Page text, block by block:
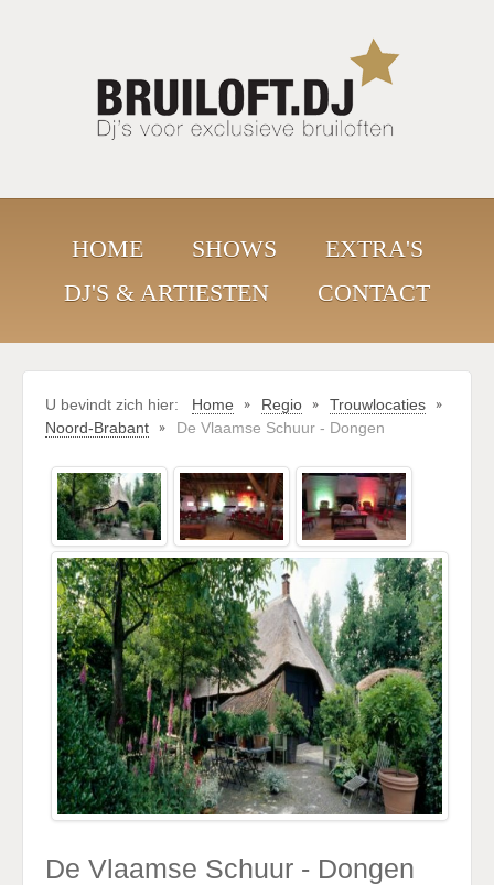
HOME SHOWS
EXTRA'S
DJ'S & ARTIESTEN
CONTACT
U bevindt zich hier: Home Regio
Trouwlocaties
Noord-Brabant
De Vlaamse Schuur - Dongen
De Vlaamse Schuur - Dongen